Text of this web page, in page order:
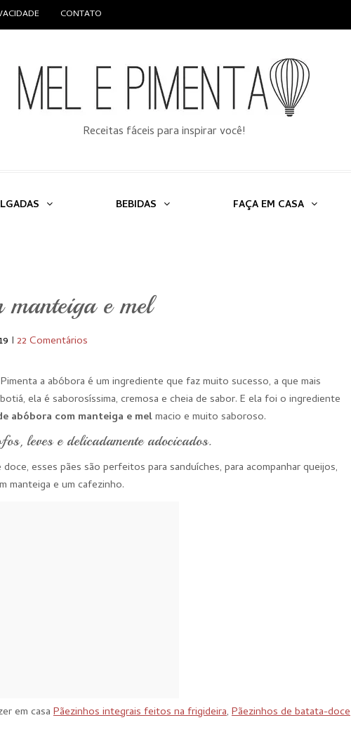
CONTATO
Receitas fáceis para inspirar você!
BEBIDAS FAÇA EM CASA
manteiga e mel
I 22 Comentários
a abóbora é um ingrediente que faz muito sucesso, a que mais
ela é saborosíssima, cremosa e cheia de sabor. E ela foi o ingrediente
abóbora com manteiga e melmacio e muito saboroso.
leves e delicadamente adocicados.
esses pães são perfeitos para sanduíches, para acompanhar queijos,
manteiga e um cafezinho.
em casa Pãezinhos integrais feitos na frigideira, Pãezinhos de batata-doce